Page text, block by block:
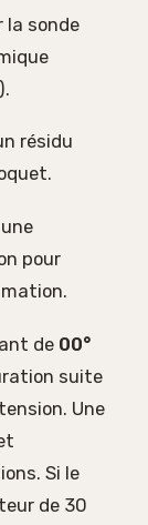
la sonde
résidu
pour
de 00°
suite
Une
Si le
de 30